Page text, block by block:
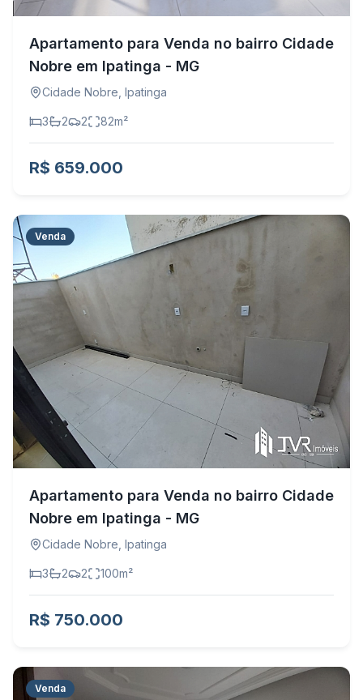
Apartamento para Venda no bairro Cidade
Nobre em Ipatinga - MG
Cidade Nobre, Ipatinga
3 2 2 82m²
R$ 659.000
Venda
Apartamento para Venda no bairro Cidade
Nobre em Ipatinga - MG
Cidade Nobre Ipatinga
3 2 2 100m²
R$ 750.000
Venda